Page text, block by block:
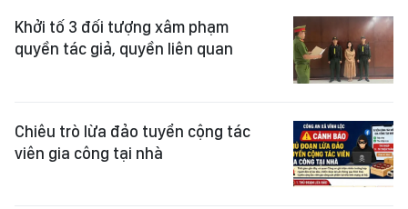
Khởi tố 3 đối tượng xâm phạm
quyền tác giả, quyền liên quan
Chiêu trò lừa đảo tuyển cộng tác
viên gia công tại nhà